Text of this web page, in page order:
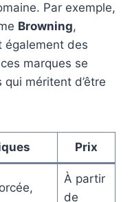
Par exemple,
Browning,
également des
marques se
méritent d’être
Prix
À partir
de